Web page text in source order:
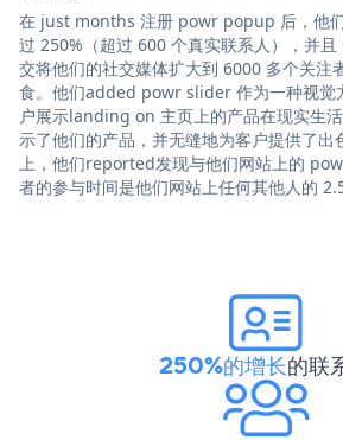
在 just months 注册 powr popup 后，他
过 250%（超过 600 个真实联系人），并
交将他们的社交媒体扩大到 6000 多个关注
食。他们added powr slider 作为一种视觉
户展示landing on 主页上的产品在现实生
示了他们的产品，并无缝地为客户提供了出
上，他们reported发现与他们网站上的
者的参与时间是他们网站上任何其他人的 2.5
250%的增长的联